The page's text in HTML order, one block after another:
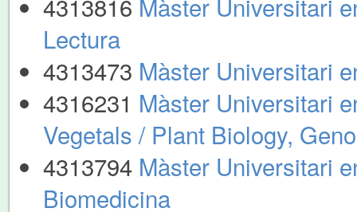
Lectura
4313473 Màster Universitari
4316231 Màster Universitari
Vegetals / Plant Biology,
4313794 Màster Universitari
Biomedicina